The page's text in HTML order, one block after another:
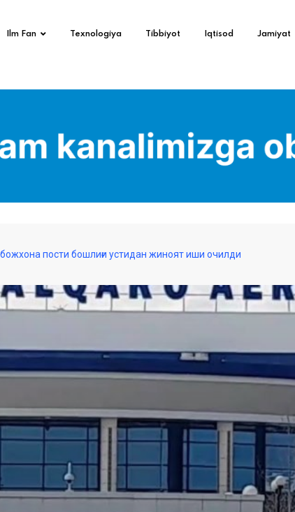
Ilm Fan Texnologiya Tibbiyot Iqtisod Jamiyat
пости бошлиғи устидан жиноят иши очилди